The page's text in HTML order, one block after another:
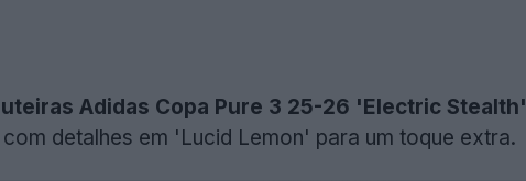
Adidas Copa Pure 3 25-26 'Electric Stealth'
detalhes em 'Lucid Lemon' para um toque extra.